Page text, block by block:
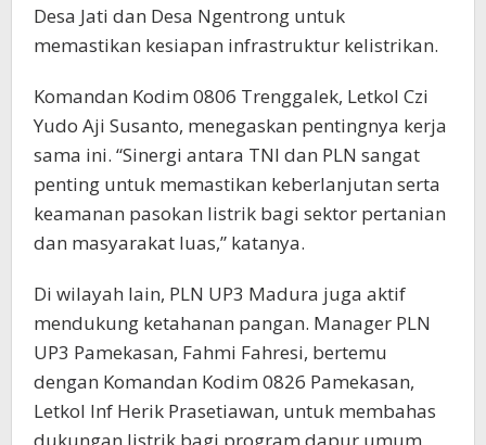
Desa Jati dan Desa Ngentrong untuk
memastikan kesiapan infrastruktur kelistrikan.
Komandan Kodim 0806 Trenggalek, Letkol Czi
Yudo Aji Susanto, menegaskan pentingnya kerja
sama ini. “Sinergi antara TNI dan PLN sangat
penting untuk memastikan keberlanjutan serta
keamanan pasokan listrik bagi sektor pertanian
dan masyarakat luas,” katanya.
Di wilayah lain, PLN UP3 Madura juga aktif
mendukung ketahanan pangan. Manager PLN
UP3 Pamekasan, Fahmi Fahresi, bertemu
dengan Komandan Kodim 0826 Pamekasan,
Letkol Inf Herik Prasetiawan, untuk membahas
dukungan listrik bagi program dapur umum